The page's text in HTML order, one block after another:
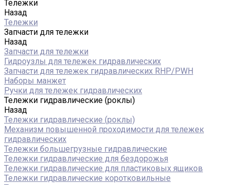
Тележки
Назад
Тележки
Запчасти для тележки
Назад
Запчасти для тележки
Гидроузлы для тележек гидравлических
Запчасти для тележек гидравлических RHP/PWH
Наборы манжет
Ручки для тележек гидравлических
Тележки гидравлические (роклы)
Назад
Тележки гидравлические (роклы)
Механизм повышенной проходимости для тележек
гидравлических
Тележки большегрузные гидравлические
Тележки гидравлические для бездорожья
Тележки гидравлические для пластиковых ящиков
Тележки гидравлические коротковильные